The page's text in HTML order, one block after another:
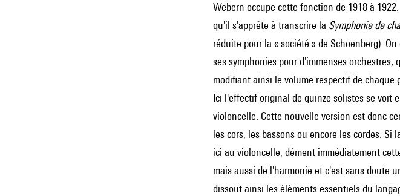
Webern occupe cette fonction de 1918 à
qu'il s'apprête à transcrire la Symphonie de
réduite pour la « société » de Schoenberg).
ses symphonies pour d'immenses
modifiant ainsi le volume respectif de chaque
Ici l'effectif original de quinze solistes se voit
violoncelle. Cette nouvelle version est donc
les cors, les bassons ou encore les cordes. Si
ici au violoncelle, dément immédiatement
mais aussi de l'harmonie et c'est sans doute
dissout ainsi les éléments essentiels du